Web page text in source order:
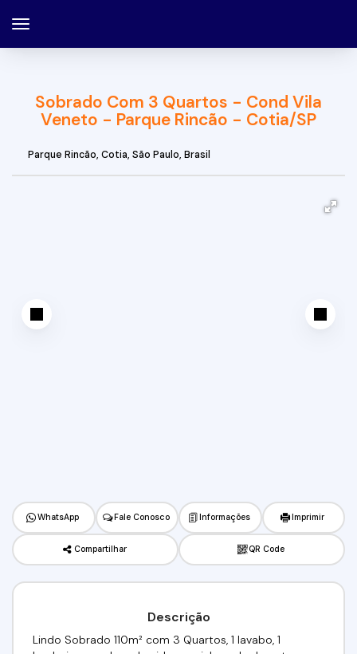
Sobrado Com 3 Quartos - Cond Vila
Veneto - Parque Rincão - Cotia/SP
Parque Rincão, Cotia, São Paulo, Brasil
WhatsApp Fale Conosco Informações Imprimir
Compartilhar QR Code
Descrição
Lindo Sobrado 110m² com 3 Quartos, 1 lavabo, 1